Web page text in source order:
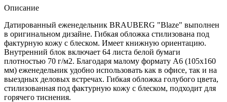
Описание
Датированный еженедельник BRAUBERG "Blaze" выполнен
в оригинальном дизайне. Гибкая обложка стилизована под
фактурную кожу с блеском. Имеет книжную ориентацию.
Внутренний блок включает 64 листа белой бумаги
плотностью 70 г/м2. Благодаря малому формату А6 (105х160
мм) еженедельник удобно использовать как в офисе, так и на
выездных деловых встречах. Гибкая обложка голубого цвета,
стилизованная под фактурную кожу с блеском, подходит для
горячего тиснения.